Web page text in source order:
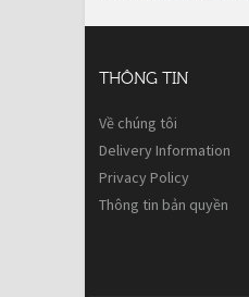
THÔNG TIN
Về chúng tôi
Delivery Information
Privacy Policy
Thông tin bản quyền